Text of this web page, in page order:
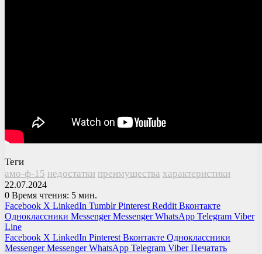
Теги
амо-ф-15 недостатки преимущества характеристики
22.07.2024
0 Время чтения: 5 мин.
Facebook X LinkedIn Tumblr Pinterest Reddit Вконтакте
Одноклассники Messenger Messenger WhatsApp Telegram Viber
Line
Facebook X LinkedIn Pinterest Вконтакте Одноклассники
Messenger Messenger WhatsApp Telegram Viber Печатать